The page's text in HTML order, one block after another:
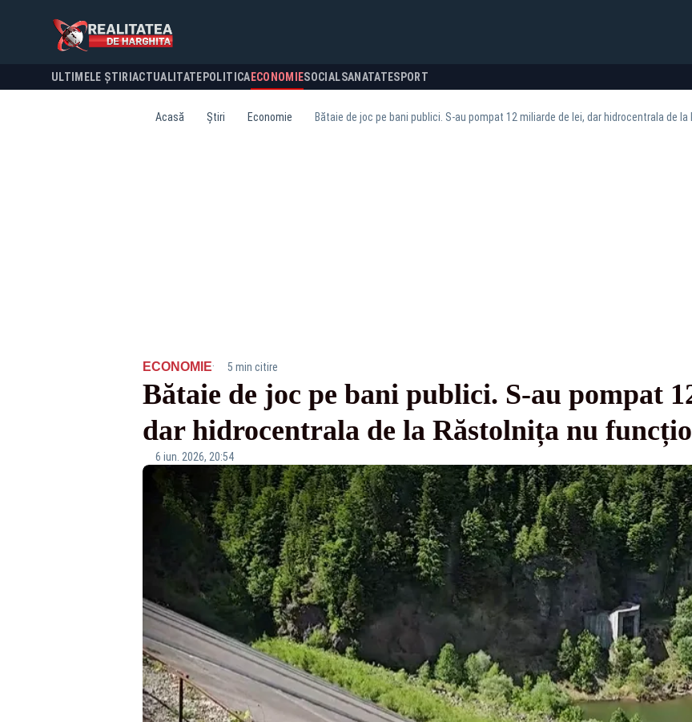
ULTIMELE ȘTIRI ACTUALITATE POLITICA ECONOMIESOCIALSANATATESPORT
Acasă Știri Economie Bătaie de joc pe bani publici. S-au pompat 12 miliarde de lei, dar hidrocentrala de
ECONOMIE· 5 min citire
Bătaie de joc pe bani publici. S-au pompat
dar hidrocentrala de la Răstolnița nu
6 iun. 2026, 20:54